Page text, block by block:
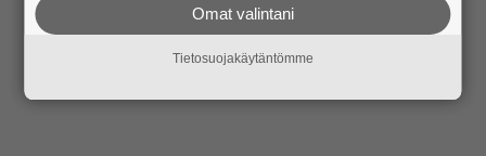
Omat valintani
Tietosuojakäytäntömme